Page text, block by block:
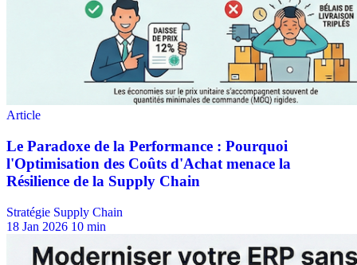
Stratégie Supply Chain
18 Jan 2026 10 min